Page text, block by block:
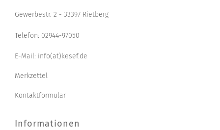
Gewerbestr. 2 - 33397 Rietberg
Telefon: 02944-97050
E-Mail: info(at)kesef.de
Merkzettel
Kontaktformular
Informationen